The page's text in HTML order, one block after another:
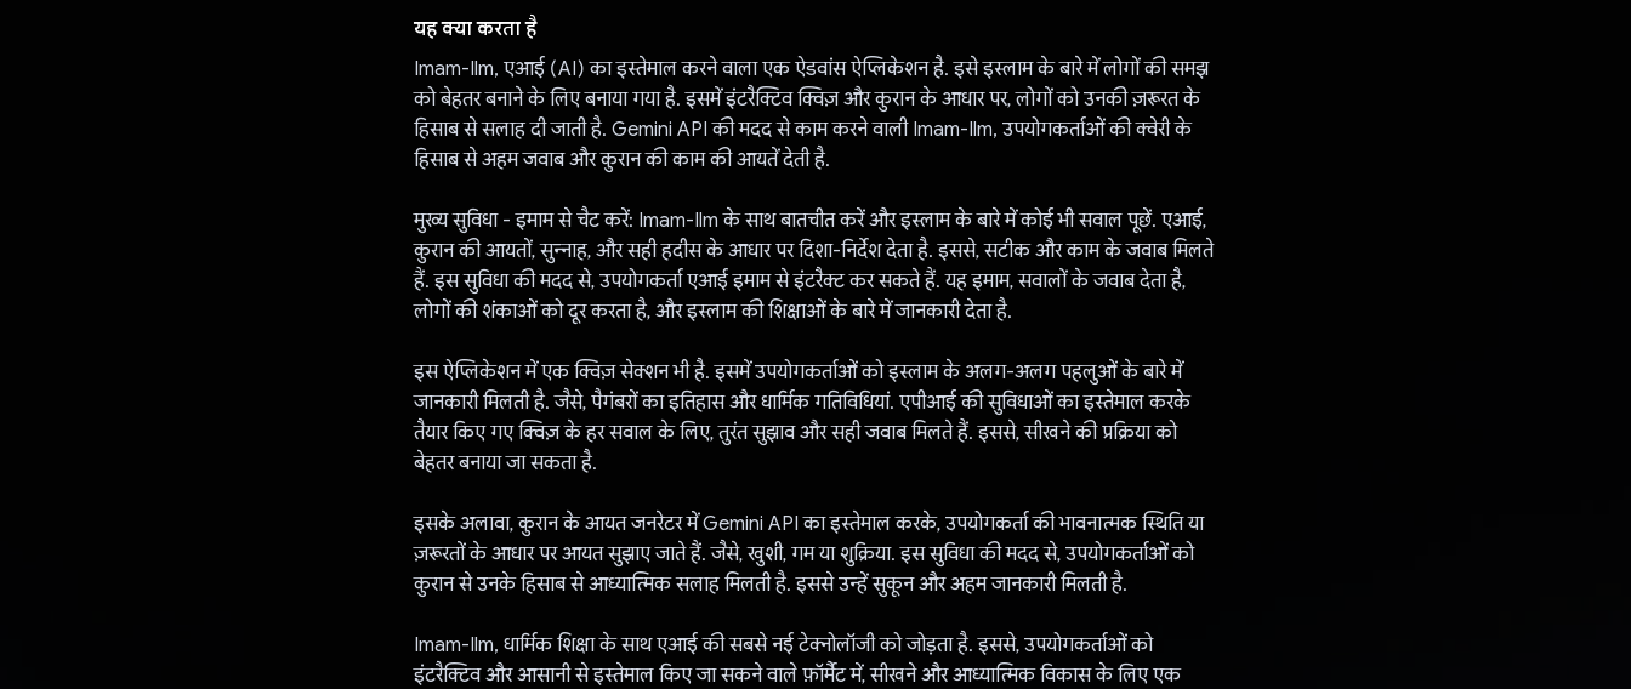
यह क्या करता है
Imam-Ilm, एआई (AI) का इस्तेमाल करने वाला एक ऐडवांस ऐप्लिकेशन है. इसे इस्लाम के बारे में लोगों की समझ
को बेहतर बनाने के लिए बनाया गया है. इसमें इंटरैक्टिव क्विज़ और कुरान के आधार पर, लोगों को उनकी ज़रूरत के
हिसाब से सलाह दी जाती है. Gemini API की मदद से काम करने वाली Imam-Ilm, उपयोगकर्ताओं की क्वेरी के
हिसाब से अहम जवाब और कुरान की काम की आयतें देती है.
मुख्य सुविधा - इमाम से चैट करें: Imam-Ilm के साथ बातचीत करें और इस्लाम के बारे में कोई भी सवाल पूछें. एआई,
कुरान की आयतों, सुन्नाह, और सही हदीस के आधार पर दिशा-निर्देश देता है. इससे, सटीक और काम के जवाब मिलते
हैं. इस सुविधा की मदद से, उपयोगकर्ता एआई इमाम से इंटरैक्ट कर सकते हैं. यह इमाम, सवालों के जवाब देता है,
लोगों की शंकाओं को दूर करता है, और इस्लाम की शिक्षाओं के बारे में जानकारी देता है.
इस ऐप्लिकेशन में एक क्विज़ सेक्शन भी है. इसमें उपयोगकर्ताओं को इस्लाम के अलग-अलग पहलुओं के बारे में
जानकारी मिलती है. जैसे, पैगंबरों का इतिहास और धार्मिक गतिविधियां. एपीआई की सुविधाओं का इस्तेमाल करके
तैयार किए गए क्विज़ के हर सवाल के लिए, तुरंत सुझाव और सही जवाब मिलते हैं. इससे, सीखने की प्रक्रिया को
बेहतर बनाया जा सकता है.
इसके अलावा, कुरान के आयत जनरेटर में Gemini API का इस्तेमाल करके, उपयोगकर्ता की भावनात्मक स्थिति या
ज़रूरतों के आधार पर आयत सुझाए जाते हैं. जैसे, खुशी, गम या शुक्रिया. इस सुविधा की मदद से, उपयोगकर्ताओं को
कुरान से उनके हिसाब से आध्यात्मिक सलाह मिलती है. इससे उन्हें सुकून और अहम जानकारी मिलती है.
Imam-Ilm, धार्मिक शिक्षा के साथ एआई की सबसे नई टेक्नोलॉजी को जोड़ता है. इससे, उपयोगकर्ताओं को
इंटरैक्टिव और आसानी से इस्तेमाल किए जा सकने वाले फ़ॉर्मैट में, सीखने और आध्यात्मिक विकास के लिए एक